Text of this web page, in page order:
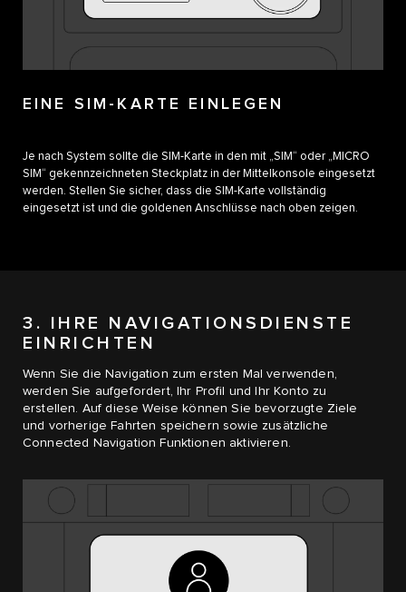
EINE SIM-KARTE EINLEGEN
Je nach System sollte die SIM-Karte in den mit „SIM“ oder „MICRO
SIM“ gekennzeichneten Steckplatz in der Mittelkonsole eingesetzt
werden. Stellen Sie sicher, dass die SIM-Karte vollständig
eingesetzt ist und die goldenen Anschlüsse nach oben zeigen.
3. IHRE NAVIGATIONSDIENSTE
EINRICHTEN
Wenn Sie die Navigation zum ersten Mal verwenden,
werden Sie aufgefordert, Ihr Profil und Ihr Konto zu
erstellen. Auf diese Weise können Sie bevorzugte Ziele
und vorherige Fahrten speichern sowie zusätzliche
Connected Navigation Funktionen aktivieren.